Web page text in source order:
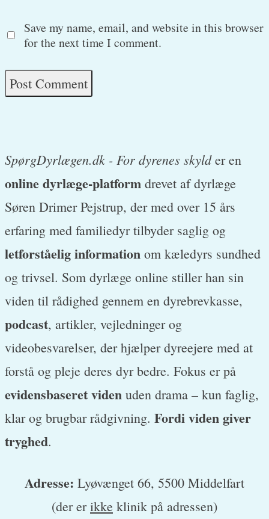
Save my name, email, and website in this browser
for the next time I comment.
SpørgDyrlægen.dk - For dyrenes skylder en
online dyrlæge-platform drevet af dyrlæge
Søren Drimer Pejstrup, der med over 15 års
erfaring med familiedyr tilbyder saglig og
letforståelig information om kæledyrs sundhed
og trivsel. Som dyrlæge online stiller han sin
viden til rådighed gennem en dyrebrevkasse,
podcast, artikler, vejledninger og
videobesvarelser, der hjælper dyreejere med at
forstå og pleje deres dyr bedre. Fokus er på
evidensbaseret viden uden drama – kun faglig,
klar og brugbar rådgivning. Fordi viden giver
tryghed.
Adresse: Lyøvænget 66, 5500 Middelfart
(der erikke klinik på adressen)